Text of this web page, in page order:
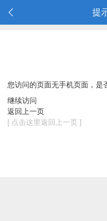
提
您访问的页面无手机页面，是
继续访问
返回上一页
[ 点击这里返回上一页 ]